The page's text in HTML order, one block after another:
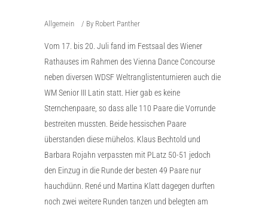
Allgemein By Robert Panther
Vom 17. bis 20. Juli fand im Festsaal des Wiener
Rathauses im Rahmen des Vienna Dance Concourse
neben diversen WDSF Weltranglistenturnieren auch die
WM Senior III Latin statt. Hier gab es keine
Sternchenpaare, so dass alle 110 Paare die Vorrunde
bestreiten mussten. Beide hessischen Paare
überstanden diese mühelos. Klaus Bechtold und
Barbara Rojahn verpassten mit PLatz 50-51 jedoch
den Einzug in die Runde der besten 49 Paare nur
hauchdünn. René und Martina Klatt dagegen durften
noch zwei weitere Runden tanzen und belegten am